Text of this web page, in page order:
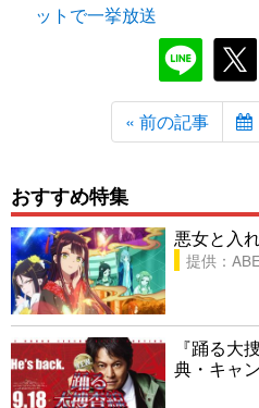
ットで一挙放送
« 前の記事
おすすめ特集
悪女と入
提供：
『踊る大
典・キャ